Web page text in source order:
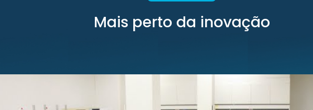
Mais perto da inovação